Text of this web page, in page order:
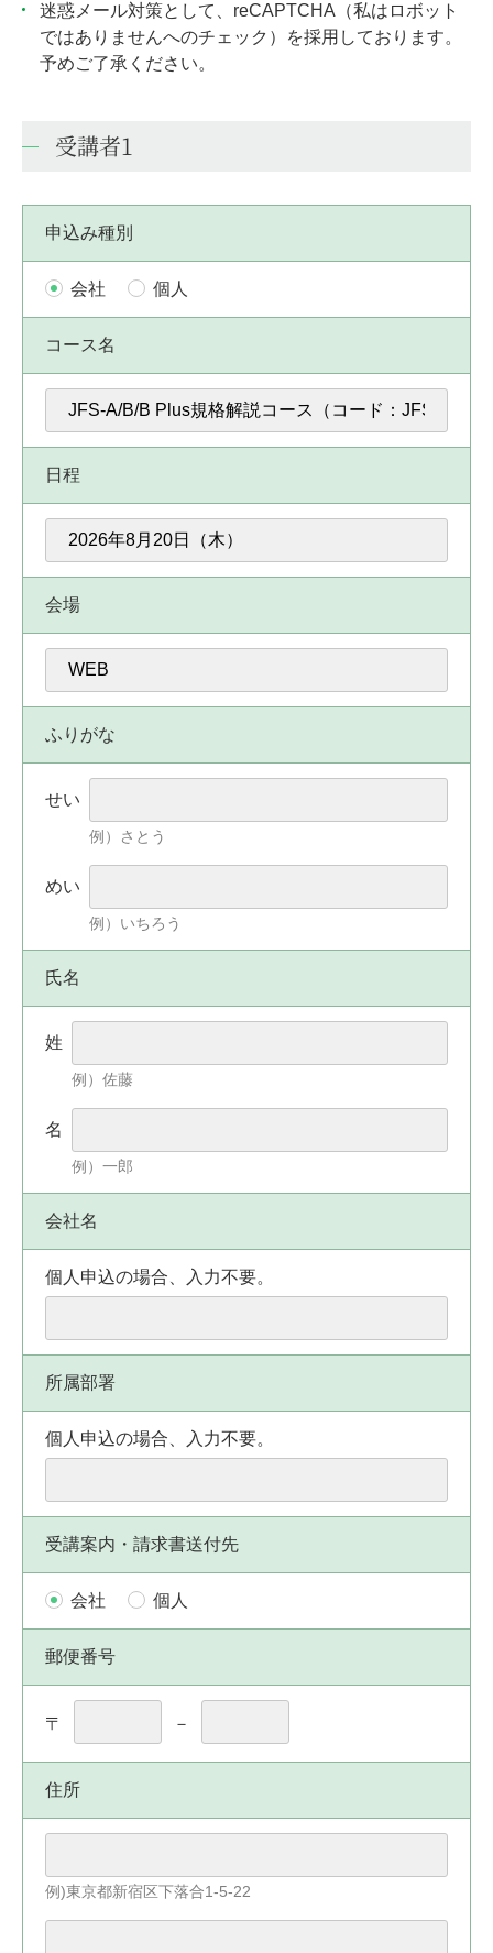
迷惑メール対策として、reCAPTCHA（私はロボット
ではありませんへのチェック）を採用しております。
予めご了承ください。
受講者1
申込み種別
会社 個人
コース名
日程
会場
ふりがな
せい
例）さとう
めい
例）いちろう
氏名
姓
例）佐藤
名
例）一郎
会社名
個人申込の場合、入力不要。
所属部署
個人申込の場合、入力不要。
受講案内・請求書送付先
会社 個人
郵便番号
〒 －
住所
例)東京都新宿区下落合1-5-22